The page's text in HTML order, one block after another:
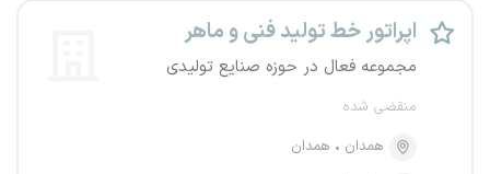
اپراتور خط تولید فنی و ماهر
مجموعه فعال در حوزه صنایع تولیدی
منقضی شده
همدان
همدان